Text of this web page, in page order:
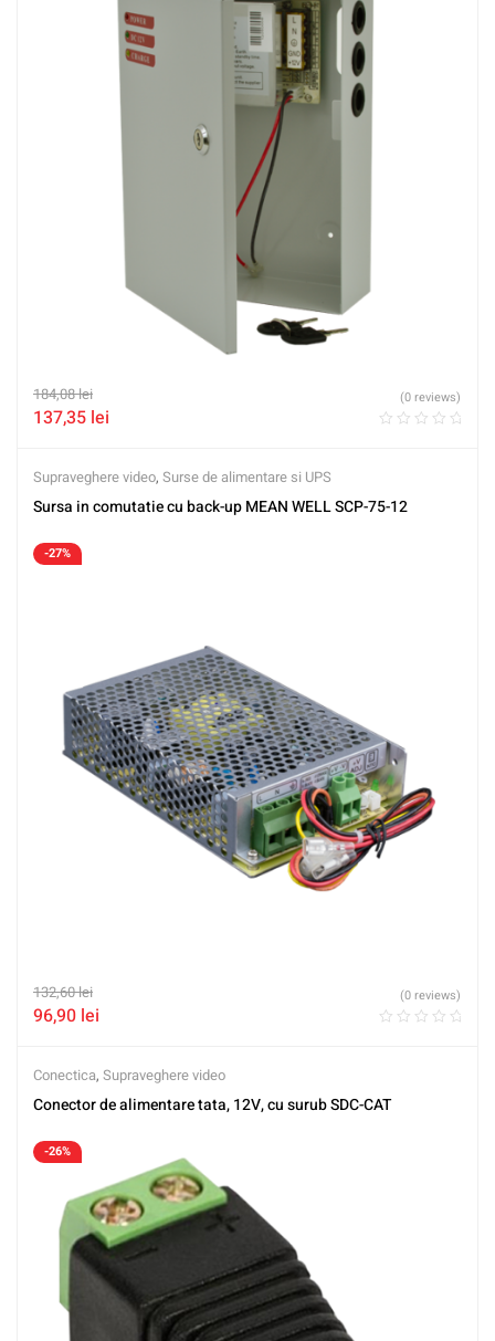
184,08lei
137,35 lei
(0 reviews)
Supraveghere video, Surse de alimentare si UPS
Sursa in comutatie cu back-up MEAN WELL SCP-75-12
-27%
132,60lei
96,90 lei
(0 reviews)
Conectica, Supraveghere video
Conector de alimentare tata, 12V, cu surub SDC-CAT
-26%